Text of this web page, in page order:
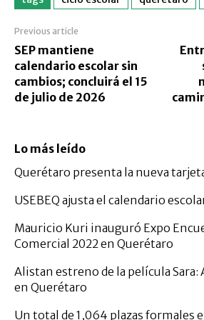
Previous article
SEP mantiene
calendario escolar sin
cambios; concluirá el 15
de julio de 2026
Lo más leído
Querétaro presenta la nueva
USEBEQ ajusta el calendario
Mauricio Kuri inauguró Expo
Comercial 2022 en Querétaro
Alistan estreno de la película Sara:
en Querétaro
Un total de 1,064 plazas formales